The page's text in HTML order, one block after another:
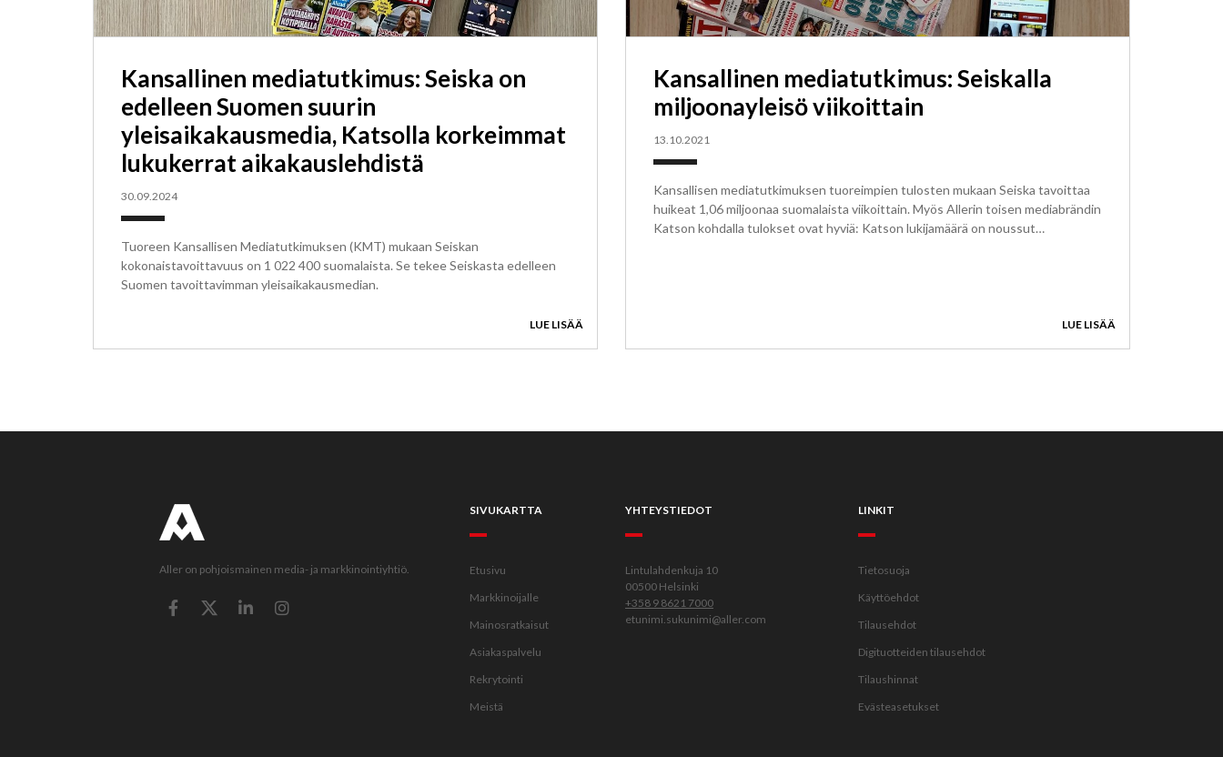
Kansallinen mediatutkimus: Seiska on
edelleen Suomen suurin
yleisaikakausmedia, Katsolla korkeimmat
lukukerrat aikakauslehdistä
30.09.2024
Tuoreen Kansallisen Mediatutkimuksen (KMT) mukaan Seiskan
kokonaistavoittavuus on 1 022 400 suomalaista. Se tekee Seiskasta edelleen
Suomen tavoittavimman yleisaikakausmedian.
LUE LISÄÄ
Kansallinen mediatutkimus: Seiskalla
miljoonayleisö viikoittain
13.10.2021
Kansallisen mediatutkimuksen tuoreimpien tulosten mukaan Seiska tavoittaa
huikeat 1,06 miljoonaa suomalaista viikoittain. Myös Allerin toisen mediabrändin
Katson kohdalla tulokset ovat hyviä: Katson lukijamäärä on noussut…
LUE LISÄÄ
Aller on pohjoismainen media- ja markkinointiyhtiö.
SIVUKARTTA
Etusivu
Markkinoijalle
Mainosratkaisut
Asiakaspalvelu
Rekrytointi
Meistä
YHTEYSTIEDOT
Lintulahdenkuja 10
00500 Helsinki
+358 9 8621 7000
etunimi.sukunimi@aller.com
LINKIT
Tietosuoja
Käyttöehdot
Tilausehdot
Digituotteiden tilausehdot
Tilaushinnat
Evästeasetukset